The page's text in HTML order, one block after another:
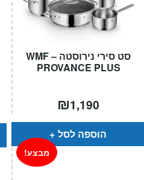
סט סירי נירוסטה – WMF
PROVANCE PLUS
₪1,190
הוספה לסל
מבצע!